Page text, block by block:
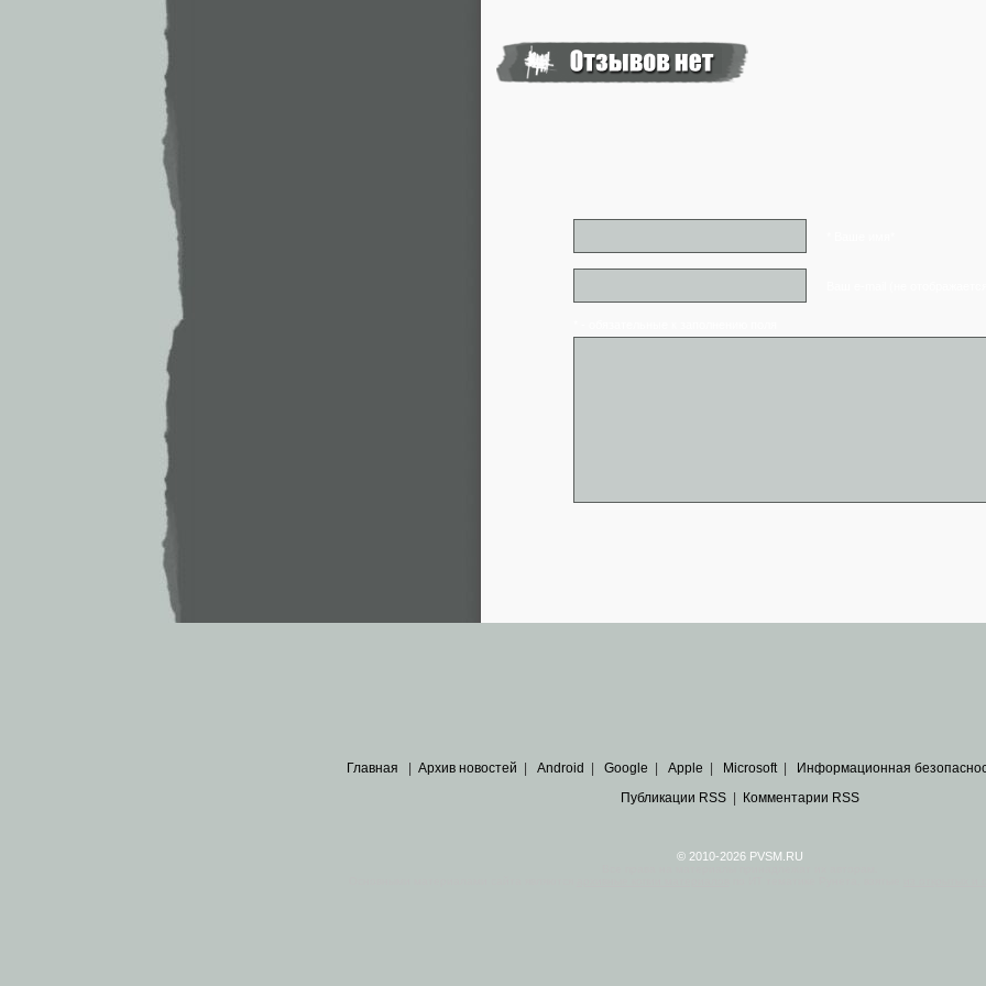
Главная Архив новостей Android Google Apple Microsoft| Информационная
Публикации RSS| Комментарии RSS
© 2010-2026 PVSM.RU